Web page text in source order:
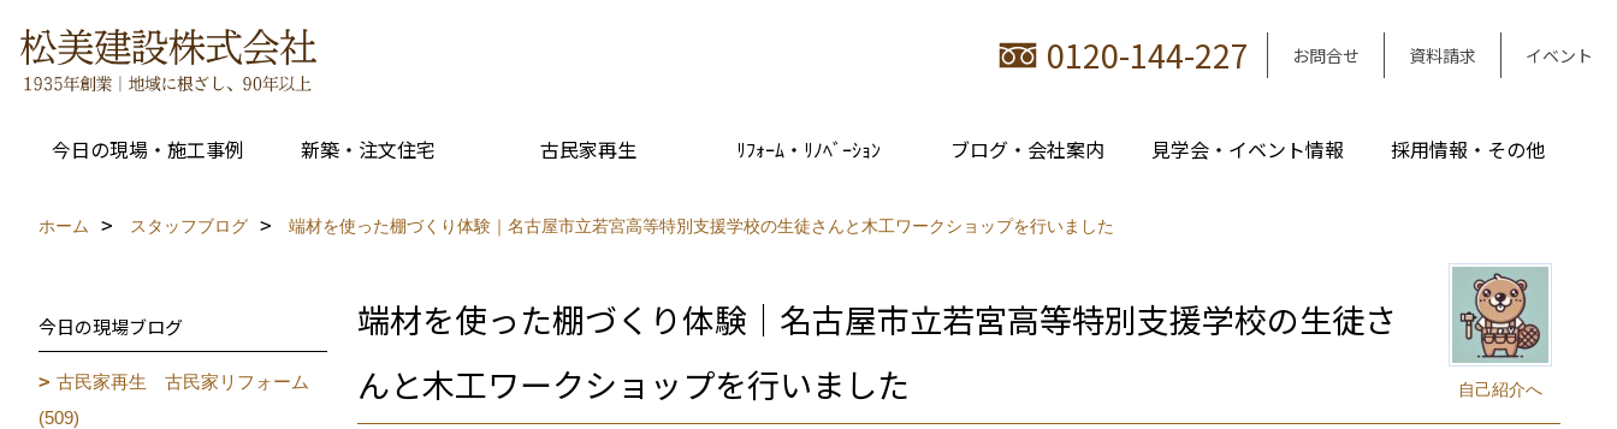
0120-144-227 お問合せ 資料請求 イベント
今日の現場・施工事例 新築・注文住宅 古民家再生 ﾘﾌｫｰﾑ・ﾘﾉﾍﾞｰｼｮﾝ ブログ・会社案内 見学会・イベント情報 採用情報・その他
ホーム スタッフブログ 端材を使った棚づくり体験｜名古屋市立若宮高等特別支援学校の生徒さんと木工ワークショップを行いました
自己紹介へ
端材を使った棚づくり体験｜名古屋市立若宮高等特別支援学校の生徒さ
んと木工ワークショップを行いました
今日の現場ブログ
古民家再生 古民家リフォーム
(509)